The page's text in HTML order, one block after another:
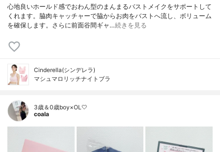
心地良いホールド感でおわん型のまんまるバストメイクをサポートして
くれます。脇肉キャッチャーで脇からお肉をバストへ流し、ボリューム
を確保します。さらに前面谷間ギャ…続きを見る
Cinderella(シンデレラ)
マシュマロリッチナイトブラ
3歳＆0歳boy×OL🤍
coala